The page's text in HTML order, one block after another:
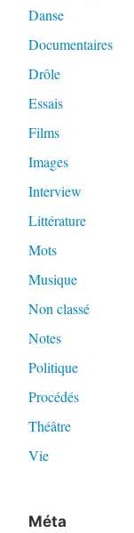
Danse
Documentaires
Drôle
Essais
Films
Images
Interview
Littérature
Mots
Musique
Non classé
Notes
Politique
Procédés
Théâtre
Vie
Méta